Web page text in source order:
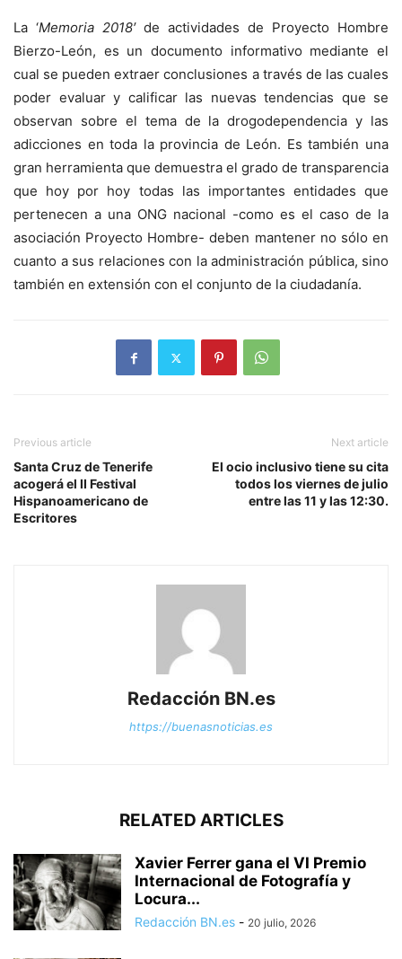
La ‘Memoria 2018′ de actividades de Proyecto Hombre
Bierzo-León, es un documento informativo mediante el
cual se pueden extraer conclusiones a través de las cuales
poder evaluar y calificar las nuevas tendencias que se
observan sobre el tema de la drogodependencia y las
adicciones en toda la provincia de León. Es también una
gran herramienta que demuestra el grado de transparencia
que hoy por hoy todas las importantes entidades que
pertenecen a una ONG nacional -como es el caso de la
asociación Proyecto Hombre- deben mantener no sólo en
cuanto a sus relaciones con la administración pública, sino
también en extensión con el conjunto de la ciudadanía.
Previous article
Santa Cruz de Tenerife
acogerá el II Festival
Hispanoamericano de
Escritores
Next article
El ocio inclusivo tiene su cita
todos los viernes de julio
entre las 11 y las 12:30.
Redacción BN.es
https://buenasnoticias.es
RELATED ARTICLES
Xavier Ferrer gana el VI Premio
Internacional de Fotografía y
Locura...
Redacción BN.es - 20 julio, 2026